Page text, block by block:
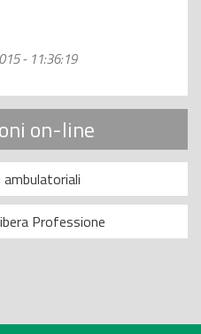
- 11:36:19
on-line
Professione